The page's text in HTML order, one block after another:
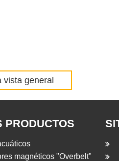
vista general
PRODUCTOS
magnéticos "Overbelt"